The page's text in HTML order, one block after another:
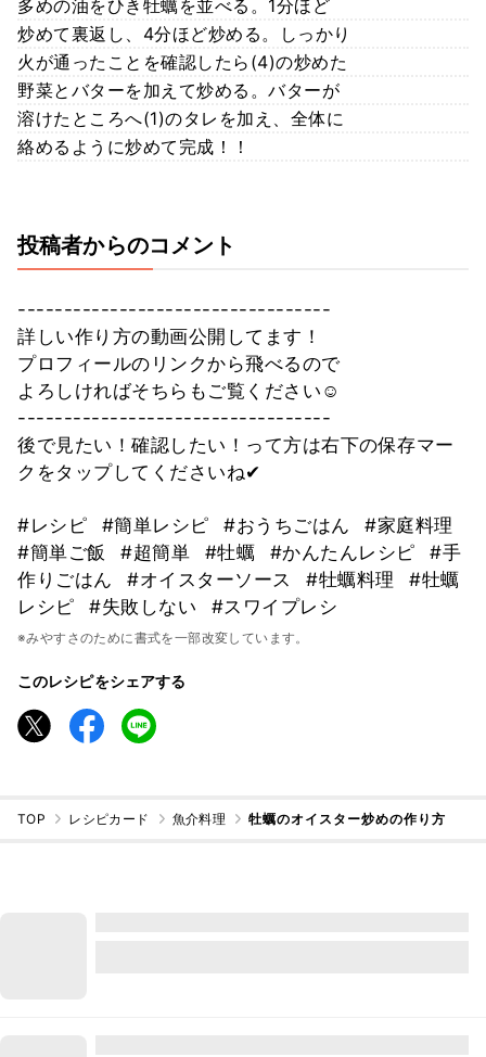
多めの油をひき牡蠣を並べる。1分ほど
炒めて裏返し、4分ほど炒める。しっかり
火が通ったことを確認したら(4)の炒めた
野菜とバターを加えて炒める。バターが
溶けたところへ(1)のタレを加え、全体に
絡めるように炒めて完成！！
投稿者からのコメント
----------------------------------
詳しい作り方の動画公開してます！
プロフィールのリンクから飛べるので
よろしければそちらもご覧ください☺
----------------------------------
後で見たい！確認したい！って方は右下の保存マー
クをタップしてくださいね✔
#レシピ #簡単レシピ #おうちごはん
#家庭料理
#簡単ご飯
#超簡単 #牡蠣 #かんたんレシピ
#手
作りごはん
#オイスターソース #牡蠣料理
#牡蠣
レシピ
#失敗しない #スワイプレシ
※みやすさのために書式を一部改変しています。
このレシピをシェアする
TOP レシピカード 魚介料理 牡蠣のオイスター炒めの作り方